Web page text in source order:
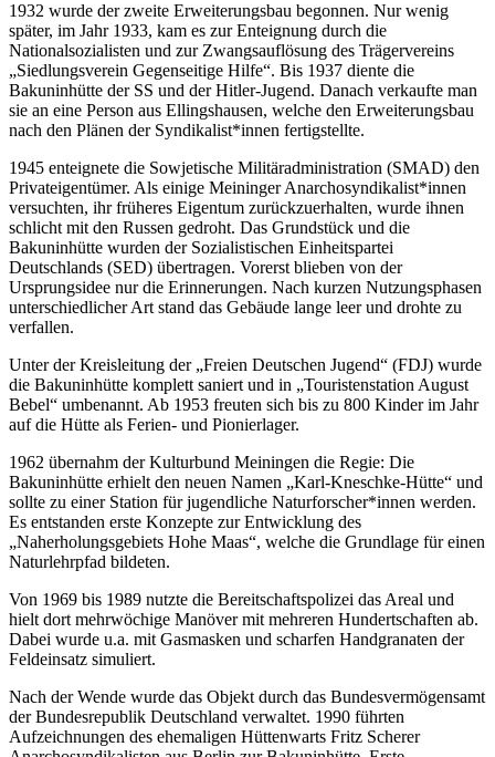
1932 wurde der zweite Erweiterungsbau begonnen. Nur wenig
später, im Jahr 1933, kam es zur Enteignung durch die
Nationalsozialisten und zur Zwangsauflösung des Trägervereins
„Siedlungsverein Gegenseitige Hilfe“. Bis 1937 diente die
Bakuninhütte der SS und der Hitler-Jugend. Danach verkaufte man
sie an eine Person aus Ellingshausen, welche den Erweiterungsbau
nach den Plänen der Syndikalist*innen fertigstellte.
1945 enteignete die Sowjetische Militäradministration (SMAD) den
Privateigentümer. Als einige Meininger Anarchosyndikalist*innen
versuchten, ihr früheres Eigentum zurückzuerhalten, wurde ihnen
schlicht mit den Russen gedroht. Das Grundstück und die
Bakuninhütte wurden der Sozialistischen Einheitspartei
Deutschlands (SED) übertragen. Vorerst blieben von der
Ursprungsidee nur die Erinnerungen. Nach kurzen Nutzungsphasen
unterschiedlicher Art stand das Gebäude lange leer und drohte zu
verfallen.
Unter der Kreisleitung der „Freien Deutschen Jugend“ (FDJ) wurde
die Bakuninhütte komplett saniert und in „Touristenstation August
Bebel“ umbenannt. Ab 1953 freuten sich bis zu 800 Kinder im Jahr
auf die Hütte als Ferien- und Pionierlager.
1962 übernahm der Kulturbund Meiningen die Regie: Die
Bakuninhütte erhielt den neuen Namen „Karl-Kneschke-Hütte“ und
sollte zu einer Station für jugendliche Naturforscher*innen werden.
Es entstanden erste Konzepte zur Entwicklung des
„Naherholungsgebiets Hohe Maas“, welche die Grundlage für einen
Naturlehrpfad bildeten.
Von 1969 bis 1989 nutzte die Bereitschaftspolizei das Areal und
hielt dort mehrwöchige Manöver mit mehreren Hundertschaften ab.
Dabei wurde u.a. mit Gasmasken und scharfen Handgranaten der
Feldeinsatz simuliert.
Nach der Wende wurde das Objekt durch das Bundesvermögensamt
der Bundesrepublik Deutschland verwaltet. 1990 führten
Aufzeichnungen des ehemaligen Hüttenwarts Fritz Scherer